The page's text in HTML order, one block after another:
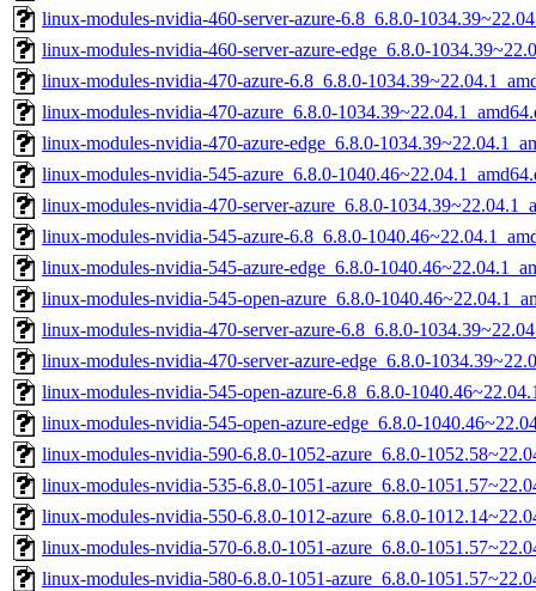
linux-modules-nvidia-460-server-azure-6.8_6.8.0-
linux-modules-nvidia-460-server-azure-edge_6.8.0-
linux-modules-nvidia-470-azure-6.8_6.8.0-
linux-modules-nvidia-470-azure_6.8.0-
linux-modules-nvidia-470-azure-edge_6.8.0-
linux-modules-nvidia-545-azure_6.8.0-
linux-modules-nvidia-470-server-azure_6.8.0-
linux-modules-nvidia-545-azure-6.8_6.8.0-
linux-modules-nvidia-545-azure-edge_6.8.0-
linux-modules-nvidia-545-open-azure_6.8.0-
linux-modules-nvidia-470-server-azure-6.8_6.8.0-
linux-modules-nvidia-470-server-azure-edge_6.8.0-
linux-modules-nvidia-545-open-azure-6.8_6.8.0-
linux-modules-nvidia-545-open-azure-edge_6.8.0-
linux-modules-nvidia-590-6.8.0-1052-azure_6.8.0-
linux-modules-nvidia-535-6.8.0-1051-azure_6.8.0-
linux-modules-nvidia-550-6.8.0-1012-azure_6.8.0-
linux-modules-nvidia-570-6.8.0-1051-azure_6.8.0-
linux-modules-nvidia-580-6.8.0-1051-azure_6.8.0-